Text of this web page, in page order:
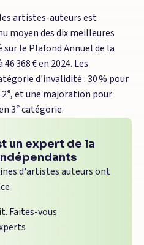
artistes-auteurs est
moyen des dix meilleures
sur le Plafond Annuel de la
368 € en 2024. Les
d'invalidité : 30 % pour
2ᵉ, et une majoration pour
3ᵉ catégorie.
un expert de la
d'artistes auteurs ont
Faites-vous